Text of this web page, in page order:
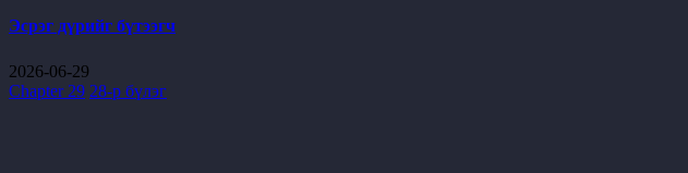
Эсрэг дүрийг бүтээгч
2026-06-29
Chapter 29 28-р бүлэг